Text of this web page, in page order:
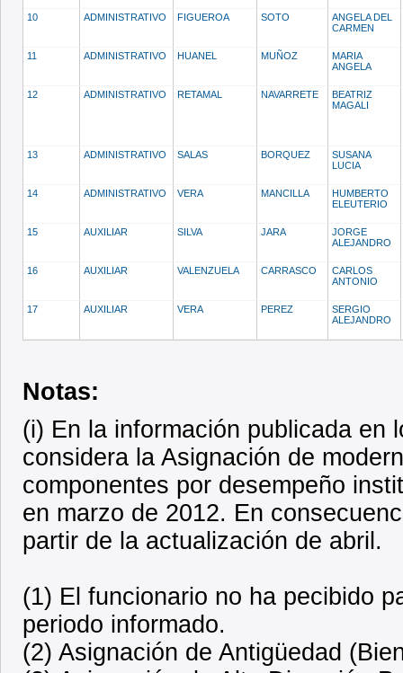
10 ADMINISTRATIVO FIGUEROA SOTO
ANGELA DEL
CARMEN
11 ADMINISTRATIVO HUANEL MUÑOZ
MARIA
ANGELA
12 ADMINISTRATIVO RETAMAL NAVARRETE
BEATRIZ
MAGALI
13 ADMINISTRATIVO SALAS BORQUEZ
SUSANA
LUCIA
14 ADMINISTRATIVO VERA MANCILLA
HUMBERTO
ELEUTERIO
15 AUXILIAR SILVA JARA
JORGE
ALEJANDRO
16 AUXILIAR VALENZUELA CARRASCO
CARLOS
ANTONIO
17 AUXILIAR VERA PEREZ
SERGIO
ALEJANDRO
Notas:
(i) En la información publicada en
considera la Asignación de
componentes por desempeño
en marzo de 2012. En
partir de la actualización de abril.
(1) El funcionario no ha pecibido
periodo informado.
(2) Asignación de Antigüedad